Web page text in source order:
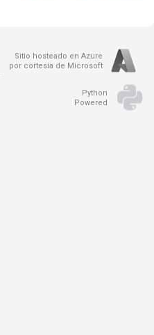
Sitio hosteado en Azure
por cortesía de Microsoft
Python
Powered